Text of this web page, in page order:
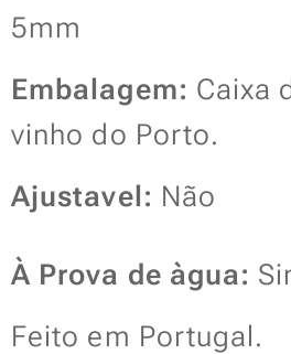
5mm
Embalagem: Caixa
vinho do Porto.
Ajustavel: Não
À Prova de àgua:
Feito em Portugal.